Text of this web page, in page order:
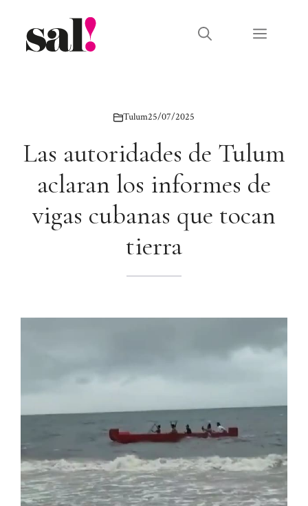
contenido
Menú
Tulum25/07/2025
Las autoridades de Tulum
aclaran los informes de
vigas cubanas que tocan
tierra